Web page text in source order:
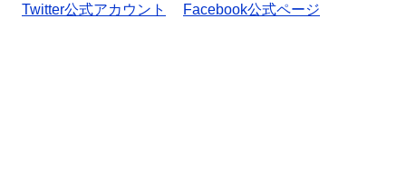
Twitter公式アカウント
Facebook公式ページ